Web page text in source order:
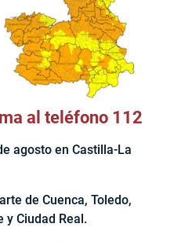
al teléfono 112
agosto en Castilla-La
de Cuenca, Toledo,
y Ciudad Real.